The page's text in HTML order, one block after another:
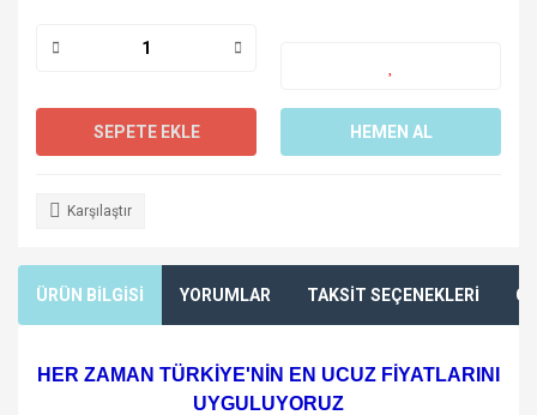
SEPETE EKLE HEMEN AL
Karşılaştır
ÜRÜN BİLGİSİ YORUMLAR TAKSİT SEÇENEKLERİ
HER ZAMAN TÜRKİYE'NİN EN UCUZ FİYATLARINI
UYGULUYORUZ